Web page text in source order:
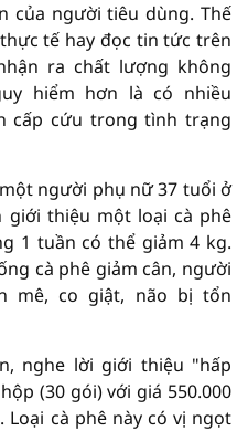
của người tiêu dùng. Thế
tế hay đọc tin tức trên
ra chất lượng không
hiểm hơn là có nhiều
cấp cứu trong tình trạng
người phụ nữ 37 tuổi ở
giới thiệu một loại cà phê
1 tuần có thể giảm 4 kg.
cà phê giảm cân, người
mê, co giật, não bị tổn
nghe lời giới thiệu "hấp
(30 gói) với giá 550.000
cà phê này có vị ngọt